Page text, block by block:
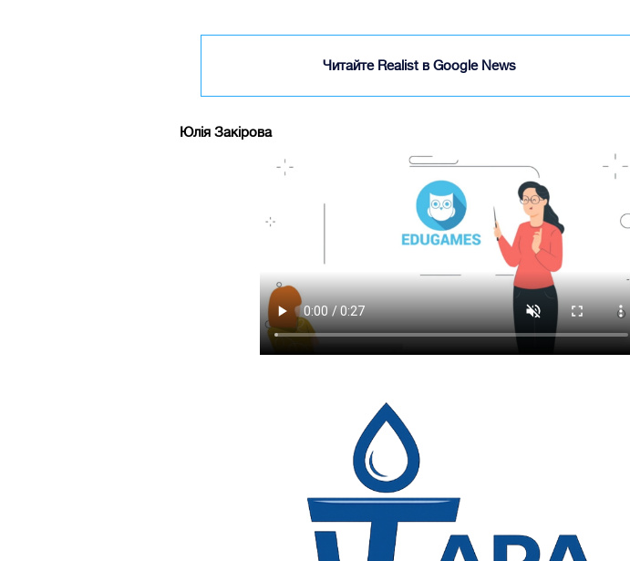
Читайте Realist в Google News
Юлія Закірова